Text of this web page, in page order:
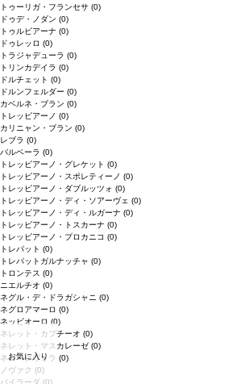
お気に入り
トゥーリガ・フランセサ (0)
ドゥデ・ノダン (0)
トゥルビアーナ (0)
ドゥレッロ (0)
トラジャデューラ (0)
トリンカデイラ (0)
ドルチェット (0)
ドルンフェルダー (0)
カベルネ・ブラン (0)
トレッビアーノ (0)
カリニャン・ブラン (0)
レブラ (0)
バルベーラ (0)
トレッビアーノ・グレケット (0)
トレッビアーノ・スポレティーノ (0)
トレッビアーノ・ダブルッツォ (0)
トレッビアーノ・ディ・ソアーヴェ (0)
トレッビアーノ・ディ・ルガーナ (0)
トレッビアーノ・トスカーナ (0)
トレッビアーノ・プロカニコ (0)
トレパット (0)
トレパットガルナッチャ (0)
トロンテス (0)
ニエルチオ (0)
ネグル・デ・ドラガシャニ (0)
ネグロアマーロ (0)
ネッビオーロ (0)
ネレット・カプチーオ (0)
ネレット・マスカレーゼ (0)
ネロ・ダヴォラ (0)
ノヴァク (0)